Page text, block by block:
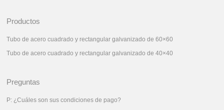
Productos
Tubo de acero cuadrado y rectangular galvanizado de 60×60
Tubo de acero cuadrado y rectangular galvanizado de 40×40
Preguntas
P: ¿Cuáles son sus condiciones de pago?